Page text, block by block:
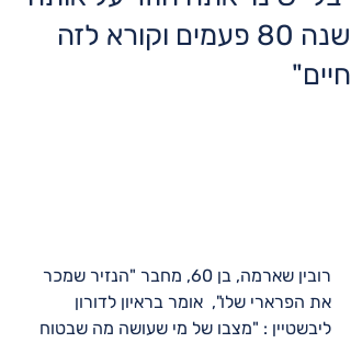
שנה 80 פעמים וקורא לזה
חיים"
רובין שארמה, בן 60, מחבר "הנזיר שמכר
את הפרארי שלו",  אומר בראיון לדורון
ליבשטיין : "מצבו של מי שעושה מה שבטוח